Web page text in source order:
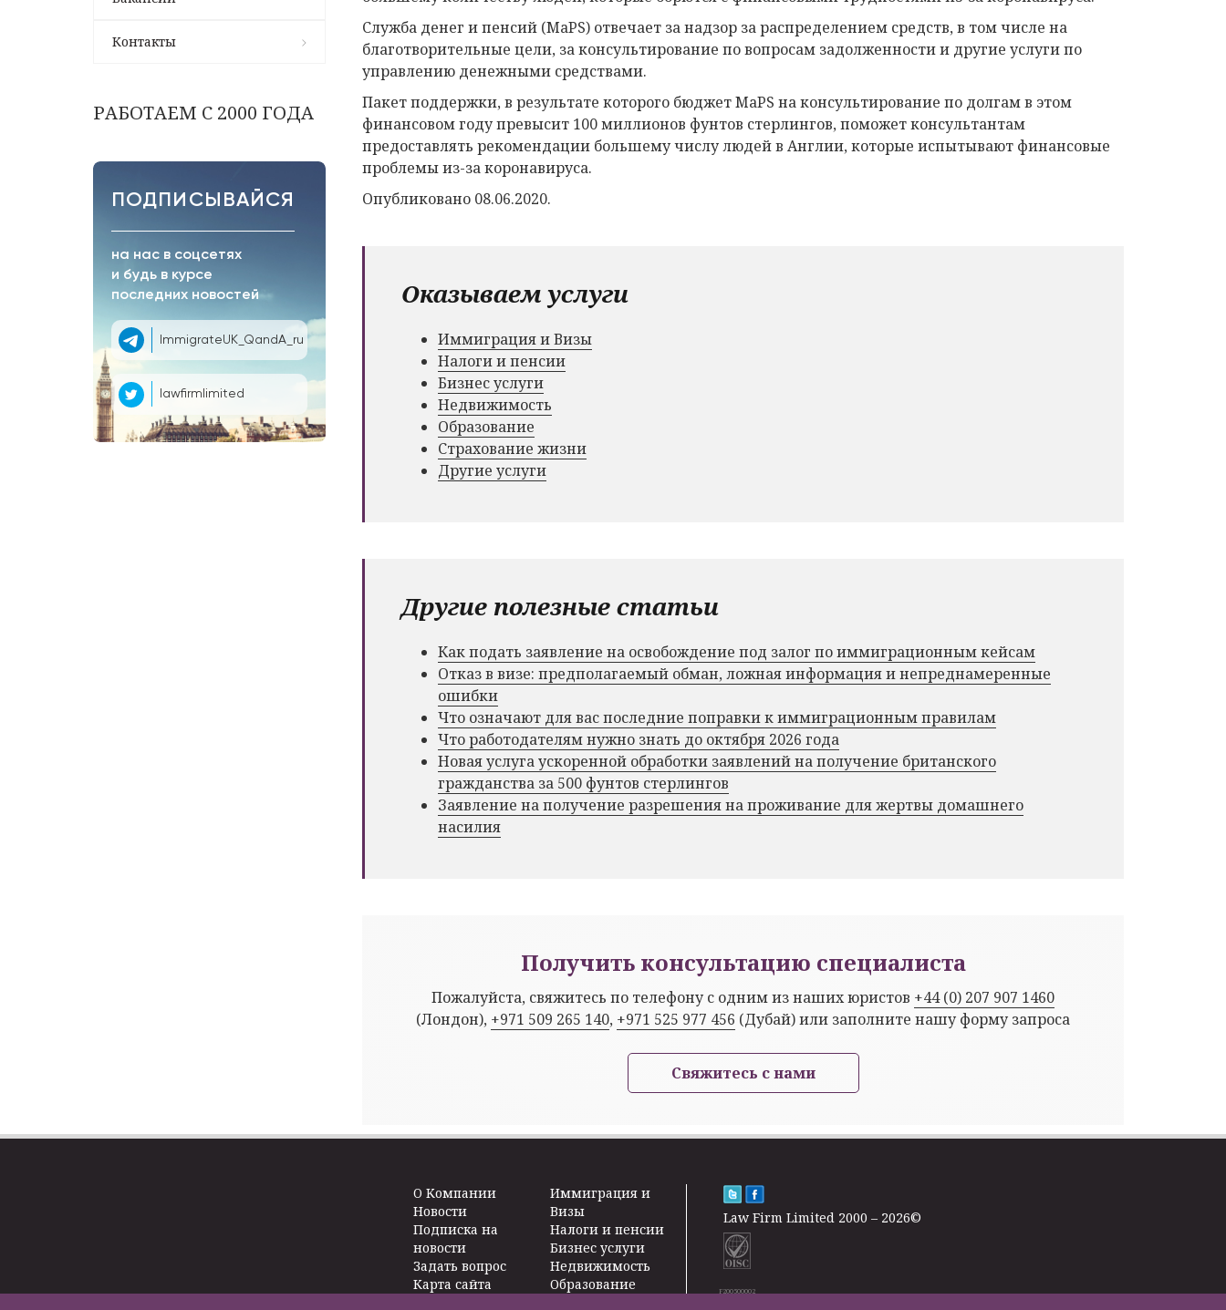
Контакты
РАБОТАЕМ С 2000 ГОДА
ПОДПИСЫВАЙСЯ
на нас в соцсетях
и будь в курсе
последних новостей
ImmigrateUK_QandA_ru
lawfirmlimited
Служба денег и пенсий (MaPS) отвечает за надзор за распределением средств, в том числе на
благотворительные цели, за консультирование по вопросам задолженности и другие услуги по
управлению денежными средствами.
Пакет поддержки, в результате которого бюджет MaPS на консультирование по долгам в этом
финансовом году превысит 100 миллионов фунтов стерлингов, поможет консультантам
предоставлять рекомендации большему числу людей в Англии, которые испытывают финансовые
проблемы из-за коронавируса.
Опубликовано 08.06.2020.
Оказываем услуги
Иммиграция и Визы
Налоги и пенсии
Бизнес услуги
Недвижимость
Образование
Страхование жизни
Другие услуги
Другие полезные статьи
Как подать заявление на освобождение под залог по иммиграционным кейсам
Отказ в визе: предполагаемый обман, ложная информация и непреднамеренные
ошибки
Что означают для вас последние поправки к иммиграционным правилам
Что работодателям нужно знать до октября 2026 года
Новая услуга ускоренной обработки заявлений на получение британского
гражданства за 500 фунтов стерлингов
Заявление на получение разрешения на проживание для жертвы домашнего
насилия
Получить консультацию специалиста
Пожалуйста, свяжитесь по телефону с одним из наших юристов +44 (0) 207 907 1460
(Лондон), +971 509 265 140, +971 525 977 456 (Дубай) или заполните нашу форму запроса
Свяжитесь с нами
O Kомпании
Новости
Подписка на
новости
Задать вопрос
Карта сайта
Иммиграция и
Визы
Налоги и пенсии
Бизнес услуги
Недвижимость
Образование
Law Firm Limited 2000 – 2026©
F200500002